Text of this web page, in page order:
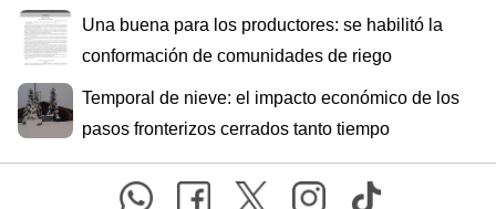
Una buena para los productores: se habilitó la
conformación de comunidades de riego
Temporal de nieve: el impacto económico de los
pasos fronterizos cerrados tanto tiempo